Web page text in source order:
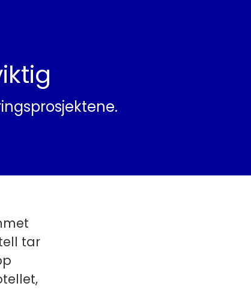
tar